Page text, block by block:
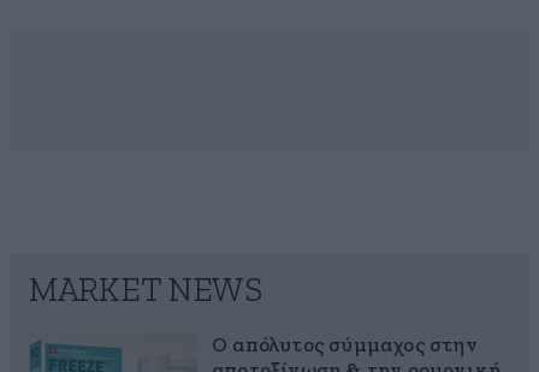
MARKET NEWS
Ο απόλυτος σύμμαχος στην